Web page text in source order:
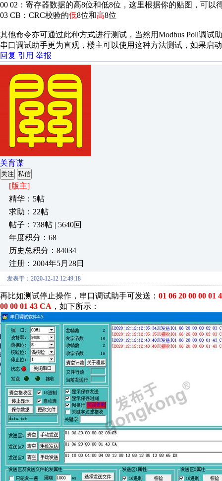
00 02：寄存器数据的高8位和低8位，这里根据你的贴图，可以
03 CB：CRC校验的低8位和高8位
其他命令亦可通过此种方式进行测试，当然用Modbus Poll调试
串口调试助手更为直观，楼主可以使用这种方法测试，如果启
回复 引用 举报
关育谋
关注 私信
[版主]
精华：5帖
求助：22帖
帖子：738帖 | 5640回
年度积分：68
历史总积分：84034
注册：2004年5月28日
发表于：2020-12-12 12:49:18
再比如测试停止操作，串口调试助手可发送： 01 06 20 00 00 01
00 00 01 43 CA ，如下所示：